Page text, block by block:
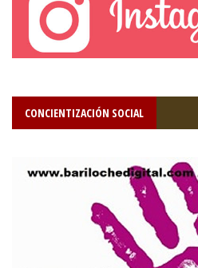
CONCIENTIZACIÓN SOCIAL